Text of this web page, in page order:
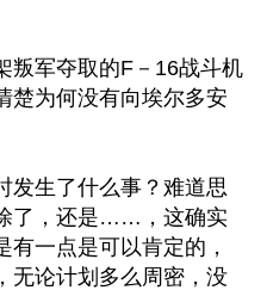
叛军夺取的F－16战斗机
楚为何没有向埃尔多安
发生了什么事？难道思
了，还是……，这确实
有一点是可以肯定的，
无论计划多么周密，没